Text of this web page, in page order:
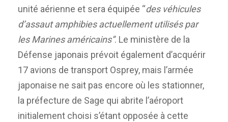
unité aérienne et sera équipée “des véhicules
d’assaut amphibies actuellement utilisés par
les Marines américains”. Le ministère de la
Défense japonais prévoit également d’acquérir
17 avions de transport Osprey, mais l’armée
japonaise ne sait pas encore où les stationner,
la préfecture de Sage qui abrite l’aéroport
initialement choisi s’étant opposée à cette